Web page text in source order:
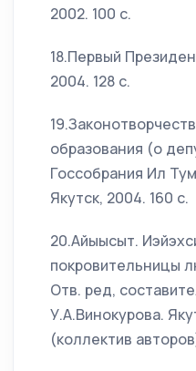
2002. 100 с.
18.Первый
2004. 128 с.
образования (о
Госсобрания Ил
Якутск, 2004. 160 с.
20.Айыысыт.
покровительницы
Отв. ред,
У.А.Винокурова.
(коллектив